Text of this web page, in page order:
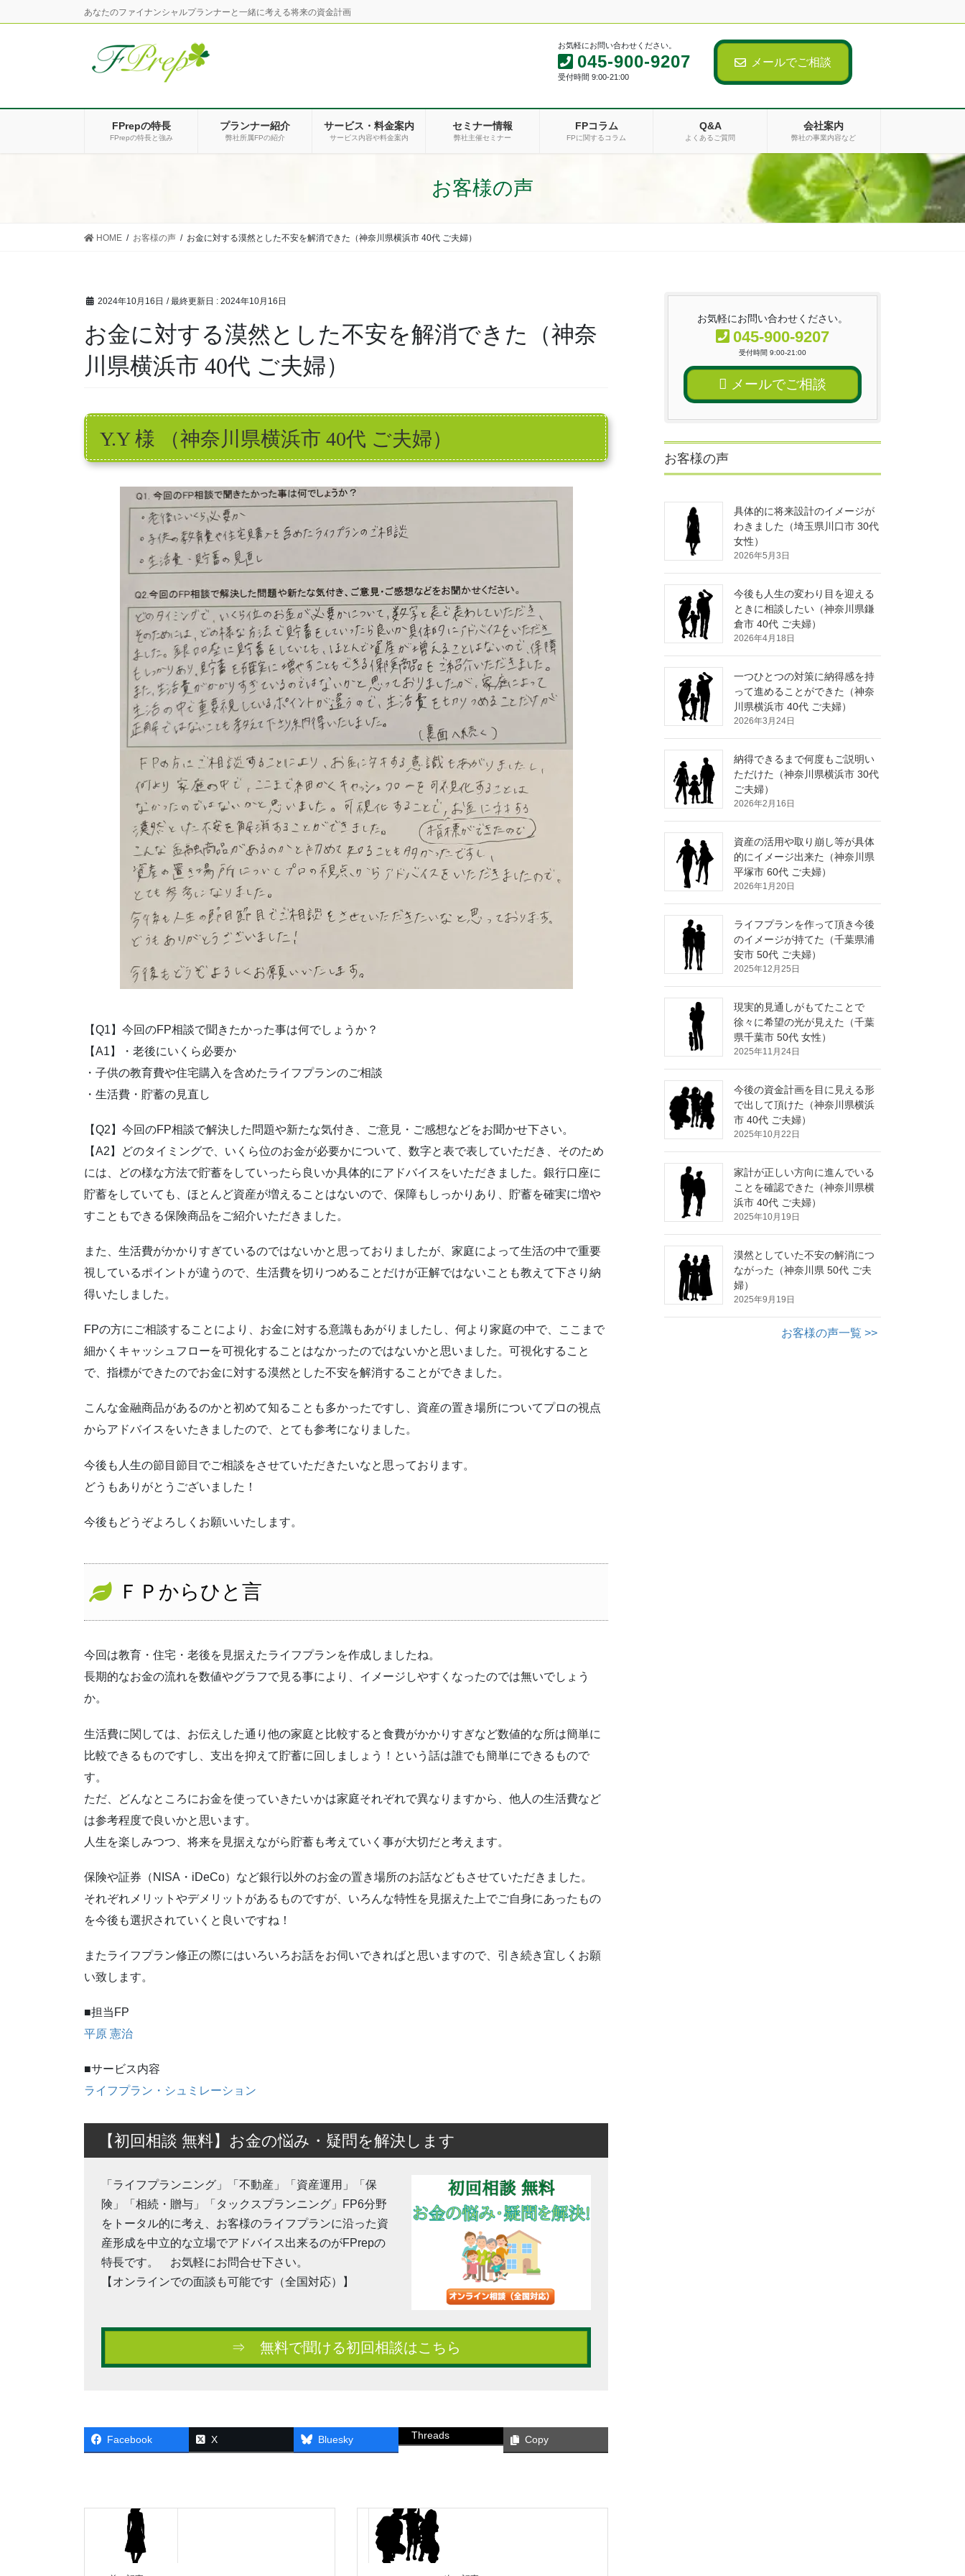
ン
移
ビ
ン
あなたのファイナンシャルプランナーと一緒に考える将来の資金計画
お気軽にお問い合わせください。
045-900-9207
受付時間 9:00-21:00
メールでご相談
FPrepの特長
FPrepの特長と強み
プランナー紹介
弊社所属FPの紹介
サービス・料金案内
サービス内容や料金案内
セミナー情報
弊社主催セミナー
FPコラム
FPに関するコラム
Q&A
よくあるご質問
会社案内
弊社の事業内容など
お客様の声
HOME お客様の声 お金に対する漠然とした不安を解消できた（神奈川県横浜市 40代 ご夫婦）
2024年10月16日 / 最終更新日 : 2024年10月16日
お金に対する漠然とした不安を解消できた（神奈
川県横浜市 40代 ご夫婦）
Y.Y 様 （神奈川県横浜市 40代 ご夫婦）
【Q1】今回のFP相談で聞きたかった事は何でしょうか？
【A1】・老後にいくら必要か
・子供の教育費や住宅購入を含めたライフプランのご相談
・生活費・貯蓄の見直し
【Q2】今回のFP相談で解決した問題や新たな気付き、ご意見・ご感想などをお聞かせ下さい。
【A2】どのタイミングで、いくら位のお金が必要かについて、数字と表で表していただき、そのため
には、どの様な方法で貯蓄をしていったら良いか具体的にアドバイスをいただきました。銀行口座に
貯蓄をしていても、ほとんど資産が増えることはないので、保障もしっかりあり、貯蓄を確実に増や
すこともできる保険商品をご紹介いただきました。
また、生活費がかかりすぎているのではないかと思っておりましたが、家庭によって生活の中で重要
視しているポイントが違うので、生活費を切りつめることだけが正解ではないことも教えて下さり納
得いたしました。
FPの方にご相談することにより、お金に対する意識もあがりましたし、何より家庭の中で、ここまで
細かくキャッシュフローを可視化することはなかったのではないかと思いました。可視化すること
で、指標ができたのでお金に対する漠然とした不安を解消することができました。
こんな金融商品があるのかと初めて知ることも多かったですし、資産の置き場所についてプロの視点
からアドバイスをいたきましたので、とても参考になりました。
今後も人生の節目節目でご相談をさせていただきたいなと思っております。
どうもありがとうございました！
今後もどうぞよろしくお願いいたします。
ＦＰからひと言
今回は教育・住宅・老後を見据えたライフプランを作成しましたね。
長期的なお金の流れを数値やグラフで見る事により、イメージしやすくなったのでは無いでしょう
か。
生活費に関しては、お伝えした通り他の家庭と比較すると食費がかかりすぎなど数値的な所は簡単に
比較できるものですし、支出を抑えて貯蓄に回しましょう！という話は誰でも簡単にできるもので
す。
ただ、どんなところにお金を使っていきたいかは家庭それぞれで異なりますから、他人の生活費など
は参考程度で良いかと思います。
人生を楽しみつつ、将来を見据えながら貯蓄も考えていく事が大切だと考えます。
保険や証券（NISA・iDeCo）など銀行以外のお金の置き場所のお話などもさせていただきました。
それぞれメリットやデメリットがあるものですが、いろんな特性を見据えた上でご自身にあったもの
を今後も選択されていくと良いですね！
またライフプラン修正の際にはいろいろお話をお伺いできればと思いますので、引き続き宜しくお願
い致します。
■担当FP
平原 憲治
■サービス内容
ライフプラン・シュミレーション
【初回相談 無料】お金の悩み・疑問を解決します
「ライフプランニング」「不動産」「資産運用」「保
険」「相続・贈与」「タックスプランニング」FP6分野
をトータル的に考え、お客様のライフプランに沿った資
産形成を中立的な立場でアドバイス出来るのがFPrepの
特長です。 お気軽にお問合せ下さい。
【オンラインでの面談も可能です（全国対応）】
⇒ 無料で聞ける初回相談はこちら
Facebook X Bluesky Threads Copy
お気軽にお問い合わせください。
045-900-9207
受付時間 9:00-21:00
メールでご相談
お客様の声
具体的に将来設計のイメージが
わきました（埼玉県川口市 30代
女性）
2026年5月3日
今後も人生の変わり目を迎える
ときに相談したい（神奈川県鎌
倉市 40代 ご夫婦）
2026年4月18日
一つひとつの対策に納得感を持
って進めることができた（神奈
川県横浜市 40代 ご夫婦）
2026年3月24日
納得できるまで何度もご説明い
ただけた（神奈川県横浜市 30代
ご夫婦）
2026年2月16日
資産の活用や取り崩し等が具体
的にイメージ出来た（神奈川県
平塚市 60代 ご夫婦）
2026年1月20日
ライフプランを作って頂き今後
のイメージが持てた（千葉県浦
安市 50代 ご夫婦）
2025年12月25日
現実的見通しがもてたことで
徐々に希望の光が見えた（千葉
県千葉市 50代 女性）
2025年11月24日
今後の資金計画を目に見える形
で出して頂けた（神奈川県横浜
市 40代 ご夫婦）
2025年10月22日
家計が正しい方向に進んでいる
ことを確認できた（神奈川県横
浜市 40代 ご夫婦）
2025年10月19日
漠然としていた不安の解消につ
ながった（神奈川県 50代 ご夫
婦）
2025年9月19日
お客様の声一覧 >>